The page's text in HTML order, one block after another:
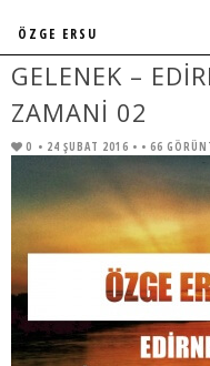
GELENEK –
ZAMANI 02
0 • 24 ŞUBAT 2016 • • 66
ÖZGE ERSU